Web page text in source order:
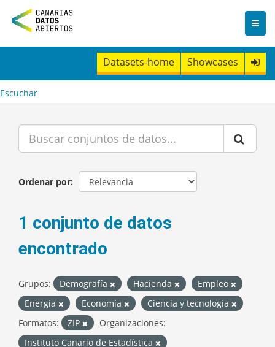
n
t
Datasets-home Showcases
Escuchar
Ordenar por
1 conjunto de datos
encontrado
Grupos: Demografía Hacienda
Empleo
Energía
Economía
Ciencia y tecnología
Formatos:
ZIP
Organizaciones:
Instituto Canario de Estadística